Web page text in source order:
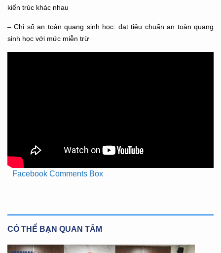
kiến trúc khác nhau
– Chỉ số an toàn quang sinh học: đạt tiêu chuẩn an toàn quang
sinh học với mức miễn trừ
Facebook Comments Box
CÓ THỂ BẠN QUAN TÂM